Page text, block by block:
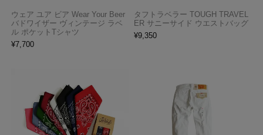
ウェア ユア ビア Wear Your Beer
バドワイザー ヴィンテージ ラベ
ル ポケットTシャツ
¥7,700
タフトラベラー TOUGH TRAVEL
ER サニーサイド ウエストバッグ
¥9,350